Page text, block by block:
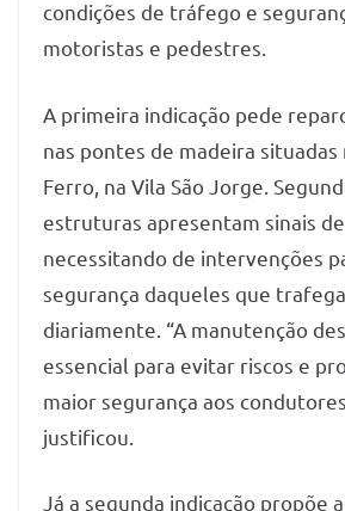
condições de tráfego e
motoristas e pedestres.
A primeira indicação pede
nas pontes de madeira situadas
Ferro, na Vila São Jorge.
estruturas apresentam sinais
necessitando de intervenções
segurança daqueles que
diariamente. “A manutenção
essencial para evitar riscos e
maior segurança aos
justificou.
Já a segunda indicação propõe